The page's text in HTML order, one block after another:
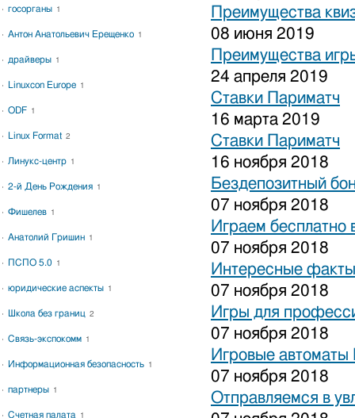
Преимущества
08 июня 2019
Преимущества
24 апреля 2019
Ставки Париматч
16 марта 2019
Ставки Париматч
16 ноября 2018
Бездепозитный
07 ноября 2018
Играем бесплатно
07 ноября 2018
Интересные
07 ноября 2018
Игры для
07 ноября 2018
Игровые автоматы
07 ноября 2018
Отправляемся в
госорганы 1
Антон Анатольевич Ерещенко 1
драйверы 1
Linuxcon Europe 1
ODF 1
Linux Format 2
Линукс-центр 1
2-й День Рождения 1
Фишелев 1
Анатолий Гришин 1
ПСПО 5.0 1
юридические аспекты 1
Школа без границ 2
Связь-экспокомм 1
Информационная безопасность 1
партнеры 1
Счетная палата 1